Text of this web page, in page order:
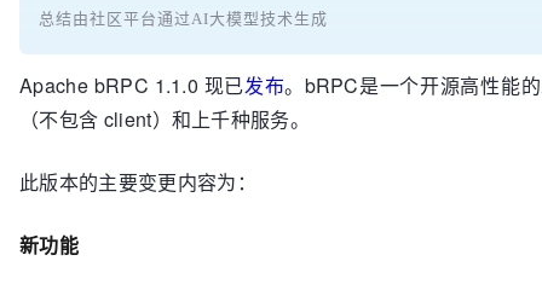
总结由社区平台通过AI大模型技术生成
Apache bRPC 1.1.0 现已发布。bRPC是一个开源高性能
（不包含 client）和上千种服务。
此版本的主要变更内容为：
新功能